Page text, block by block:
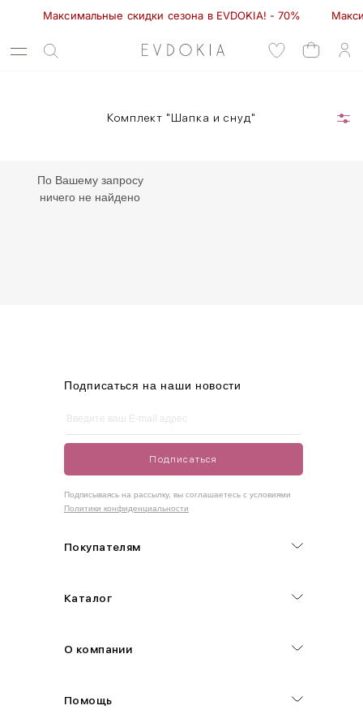
Максимальные скидки сезона в EVDOKIA! - 70%
Комплект "Шапка и снуд"
По Вашему запросу
ничего не найдено
Покупателям
Каталог
О компании
Помощь
Подписаться на наши новости
Подписаться
Подписываясь на рассылку, вы соглашаетесь с условиями
Политики конфиденциальности